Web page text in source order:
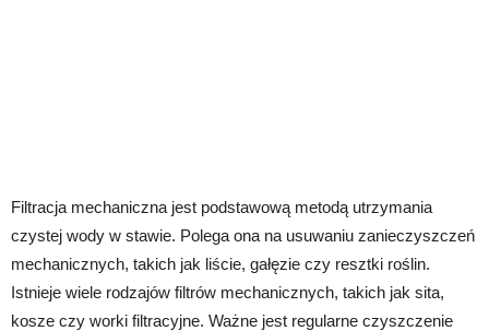
Filtracja mechaniczna jest podstawową metodą utrzymania
czystej wody w stawie. Polega ona na usuwaniu zanieczyszczeń
mechanicznych, takich jak liście, gałęzie czy resztki roślin.
Istnieje wiele rodzajów filtrów mechanicznych, takich jak sita,
kosze czy worki filtracyjne. Ważne jest regularne czyszczenie